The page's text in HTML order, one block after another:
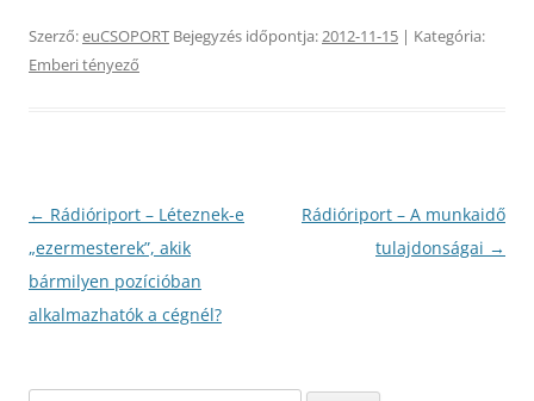
Szerző:euCSOPORT Bejegyzés időpontja:2012-11-15 | Kategória:
Emberi tényező
Bejegyzés
navigáció
← Rádióriport – Léteznek-e
„ezermesterek”, akik
bármilyen pozícióban
alkalmazhatók a cégnél?
Rádióriport – A munkaidő
tulajdonságai →